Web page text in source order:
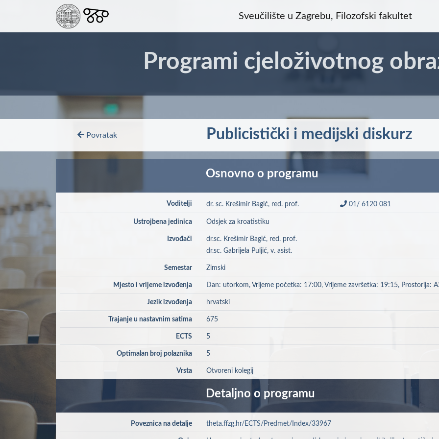
Sveučilište u Zagrebu, Filozofski fakultet
Programi cjeloživotnog
Povratak Publicistički i medijski diskurz
Osnovno o programu
Voditelji dr. sc. Krešimir Bagić, red. prof. 01/ 6120 081
Ustrojbena jedinica Odsjek za kroatistiku
Izvođači
dr.sc. Krešimir Bagić, red. prof.
dr.sc. Gabrijela Puljić, v. asist.
Semestar Zimski
Mjesto i vrijeme izvođenja Dan: utorkom, Vrijeme početka: 17:00, Vrijeme završetka: 19:15, Prostorija:
Jezik izvođenja hrvatski
Trajanje u nastavnim satima 675
ECTS 5
Optimalan broj polaznika 5
Vrsta Otvoreni kolegij
Detaljno o programu
Poveznica na detalje theta.ffzg.hr/ECTS/Predmet/Index/33967